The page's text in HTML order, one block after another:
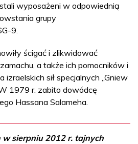
wyposażeni w odpowiednią
grupy
9.
ścigać i zlikwidować
a także ich pomocników i
izraelskich sił specjalnych „Gniew
1979 r. zabito dowódcę
Hassana Salameha.
sierpniu 2012 r. tajnych